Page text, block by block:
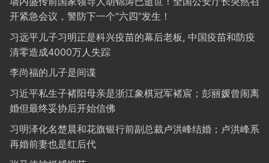
开紧急会议，警防下一个“六四”发生！
习远平儿子习明正是科兴疫苗的幕后老板, 中国疫苗和防疫
清零造成4000万人失踪
李尚福的儿子是间谍
习近平私生子褚阳母亲是浙江象棋冠军褚宸；彭丽媛曾闹离
婚但最终妥协后开始信佛
习明泽化名楚晨和花旗银行前副总裁卢洪峰结婚；卢洪峰系
再婚前妻也是红后代